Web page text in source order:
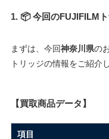
1. 📦 今回のFUJIFILM
まずは、今回神奈川県の
トリッジの情報をご紹介
【買取商品データ】
項目